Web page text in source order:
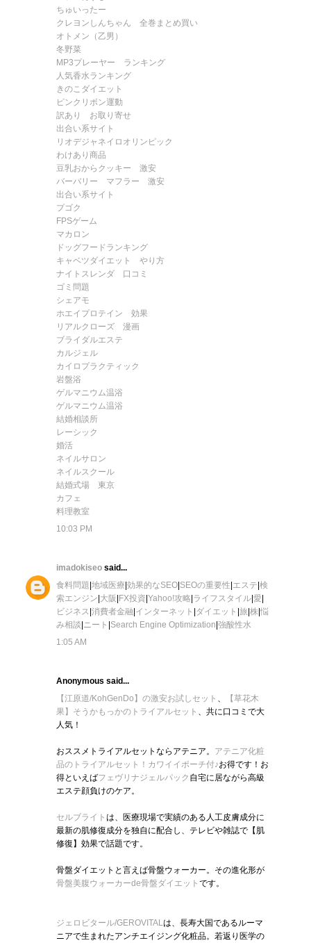
ちゅいったー
クレヨンしんちゃん 全巻まとめ買い
オトメン（乙男）
冬野菜
MP3プレーヤー ランキング
人気香水ランキング
きのこダイエット
ピンクリボン運動
訳あり お取り寄せ
出合い系サイト
リオデジャネイロオリンピック
わけあり商品
豆乳おからクッキー 激安
バーバリー マフラー 激安
出合い系サイト
プゴク
FPSゲーム
マカロン
ドッグフードランキング
キャベツダイエット やり方
ナイトスレンダ 口コミ
ゴミ問題
シェアモ
ホエイプロテイン 効果
リアルクローズ 漫画
ブライダルエステ
カルジェル
カイロプラクティック
岩盤浴
ゲルマニウム温浴
ゲルマニウム温浴
結婚相談所
レーシック
婚活
ネイルサロン
ネイルスクール
結婚式場 東京
カフェ
料理教室
10:03 PM
imadokiseo said...
食料問題 地域医療 効果的なSEO| SEOの重要性 エステ 検
索エンジン 大阪 FX投資 Yahoo!攻略 ライフスタイル| 愛
ビジネス 消費者金融 インターネット ダイエット 旅 株| 悩
み相談 ニート Search Engine Optimization 強酸性水
1:05 AM
Anonymous said...
【江原道/KohGenDo】の激安お試しセット 、
【草花木
果】そうかもっかのトライアルセット 、共に口コミで大
人気！
おススメトライアルセットならアテニア。 アテニア化粧
品のトライアルセット！カワイイポーチ付♪お得です！お
得といえばフェヴリナジェルパック 自宅に居ながら高級
エステ顔負けのケア。
セルブライト は、医療現場で実績のある人工皮膚成分に
最新の肌修復成分を独自に配合し、テレビや雑誌で【肌
修復】効果で話題です。
骨盤ダイエットと言えば骨盤ウォーカー。その進化形が
骨盤美腹ウォーカーde骨盤ダイエット です。
ジェロビタール/GEROVITALは、長寿大国であるルーマ
ニアで生まれたアンチエイジング化粧品。若返り医学の